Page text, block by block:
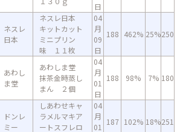
日
ネスレ
日本
ネスレ日本
キットカット
ミニプリン
味 １１枚
04
月
09
日
188 462% 25%250
あわし
ま堂
あわしま堂
抹茶金時蒸し
まん ２個
04
月
01
日
188 98% 7% 180
ドンレ
ミー
しあわせキャ
ラメルマキア
ートスフレロ
04
月
01
187 102% 18%251